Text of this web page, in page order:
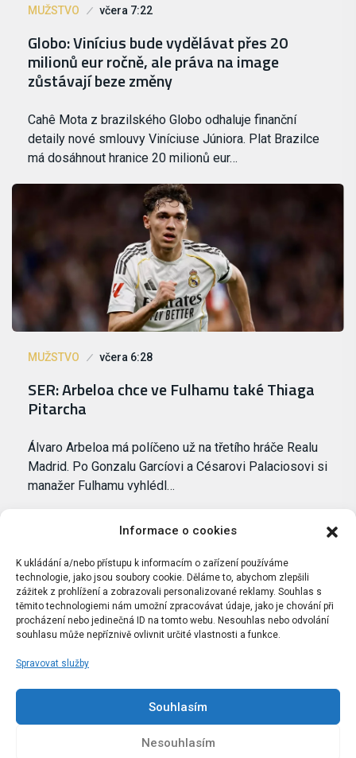
Informace o cookies
K ukládání a/nebo přístupu k informacím o zařízení používáme
technologie, jako jsou soubory cookie. Děláme to, abychom zlepšili
zážitek z prohlížení a zobrazovali personalizované reklamy. Souhlas s
těmito technologiemi nám umožní zpracovávat údaje, jako je chování při
procházení nebo jedinečná ID na tomto webu. Nesouhlas nebo odvolání
souhlasu může nepříznivě ovlivnit určité vlastnosti a funkce.
Spravovat služby
Souhlasím
Nesouhlasím
MUŽSTVO včera 7:22
Globo: Vinícius bude vydělávat přes 20
milionů eur ročně, ale práva na image
zůstávají beze změny
Cahê Mota z brazilského Globo odhaluje finanční
detaily nové smlouvy Viníciuse Júniora. Plat Brazilce
má dosáhnout hranice 20 milionů eur…
MUŽSTVO včera 6:28
SER: Arbeloa chce ve Fulhamu také Thiaga
Pitarcha
Álvaro Arbeloa má políčeno už na třetího hráče Realu
Madrid. Po Gonzalu Garcíovi a Césarovi Palaciosovi si
manažer Fulhamu vyhlédl…